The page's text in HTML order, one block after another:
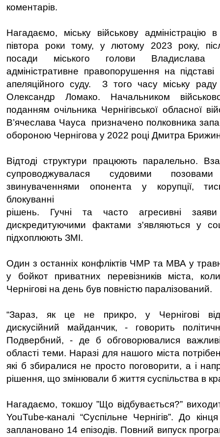
коментарів.
Нагадаємо, міську військову адміністрацію
півтора роки тому, у лютому 2023 року,
посади міського голови Владислава
адміністративне правопорушення на підставі
апеляційного суду. З того часу міську раду
Олександр Ломако. Начальником
поданням очільника Чернігівської обласної
В’ячеслава Чауса призначено полковника
обороною Чернігова у 2022 році Дмитра
Відтоді структури працюють паралельно.
супроводжувалася судовими
звинуваченнями опонента у корупції,
блокуванні
рішень. Гучні та часто агресивні
дискредитуючими фактами з'являються у
підхоплюють ЗМІ.
Один з останніх конфліктів ЧМР та МВА у
у бойкот приватних перевізників міста,
Чернігові на день був повністю паралізований.
“Зараз, як це не прикро, у Чернігові
дискусійний майданчик, - говорить
Подвербний, - де б обговорювалися
області теми. Наразі для нашого міста
які б збиралися не просто поговорити, а і
рішення, що змінювали б життя суспільства в
Нагадаємо, токшоу ”Що відбувається?”
YouTube-каналі “Суспільне Чернігів”. До
заплановано 14 епізодів. Повний випуск